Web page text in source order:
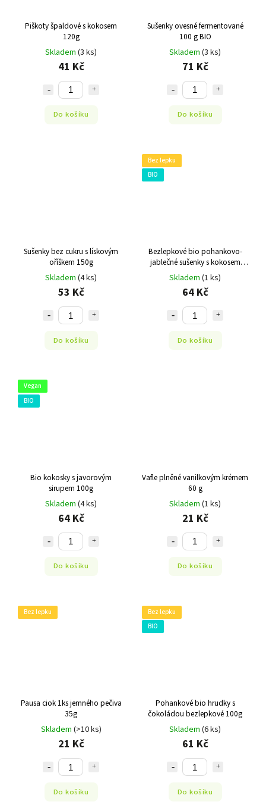
Piškoty špaldové s kokosem
120g
Skladem (3 ks)
41 Kč
Do košíku
Sušenky ovesné fermentované
100 g BIO
Skladem (3 ks)
71 Kč
Do košíku
Sušenky bez cukru s lískovým
oříškem 150g
Skladem (4 ks)
53 Kč
Do košíku
Bez lepku
BIO
Bezlepkové bio pohankovo-
jablečné sušenky s kokosem
100G
Skladem (1 ks)
64 Kč
Do košíku
Vegan
BIO
Bio kokosky s javorovým
sirupem 100g
Skladem (4 ks)
64 Kč
Do košíku
Vafle plněné vanilkovým krémem
60 g
Skladem (1 ks)
21 Kč
Do košíku
Bez lepku
Pausa ciok 1ks jemného pečiva
35g
Skladem (>10 ks)
21 Kč
Do košíku
Bez lepku
BIO
Pohankové bio hrudky s
čokoládou bezlepkové 100g
Skladem (6 ks)
61 Kč
Do košíku